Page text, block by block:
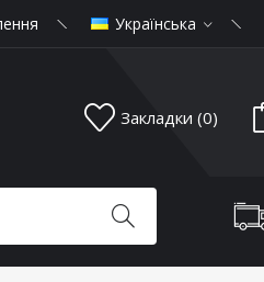
Українська
Закладки (0)